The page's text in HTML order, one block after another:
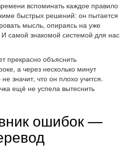
вспоминать каждое правило
быстрых решений: он пытается
мысль, опираясь на уже
самой знакомой системой для нас
прекрасно объяснить
а через несколько минут
значит, что он плохо учится.
ещё не успела вытеснить
ошибок —